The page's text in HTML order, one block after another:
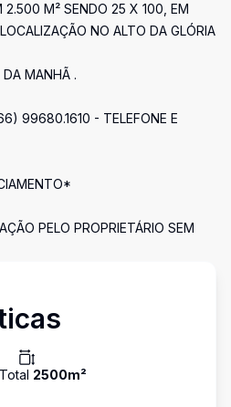
2.500 M² SENDO 25 X 100, EM
NO ALTO DA GLÓRIA
DA MANHÃ .
99680.1610 - TELEFONE E
PELO PROPRIETÁRIO SEM
2500m²